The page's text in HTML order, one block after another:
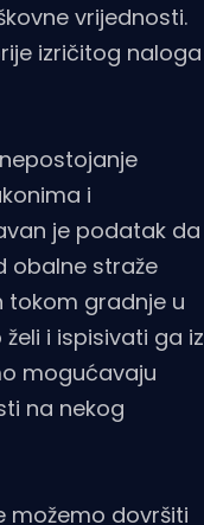
vrijednosti.
izričitog naloga
i
je podatak da
obalne straže
tokom gradnje u
i ispisivati ga iz
mogućavaju
na nekog
možemo dovršiti